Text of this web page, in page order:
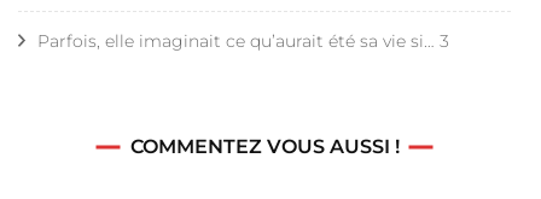
Parfois, elle imaginait ce qu’aurait été sa vie si… 3
COMMENTEZ VOUS AUSSI !